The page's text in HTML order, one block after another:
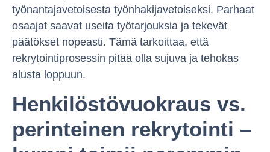
työnantajavetoisesta työnhakijavetoiseksi. Parhaat
osaajat saavat useita työtarjouksia ja tekevät
päätökset nopeasti. Tämä tarkoittaa, että
rekrytointiprosessin pitää olla sujuva ja tehokas
alusta loppuun.
Henkilöstövuokraus vs.
perinteinen rekrytointi –